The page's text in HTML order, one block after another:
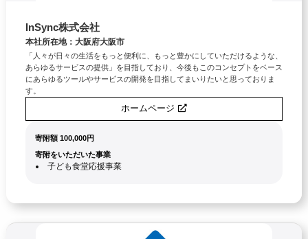
InSync株式会社
本社所在地：大阪府大阪市
「人々が日々の生活をもっと便利に、もっと豊かにしていただけるような、
あらゆるサービスの提供」を目指しており、今後もこのコンセプトをベース
にあらゆるツールやサービスの開発を目指してまいりたいと思っておりま
す。
ホームページ
寄附額 100,000円
寄附をいただいた事業
子ども食堂応援事業